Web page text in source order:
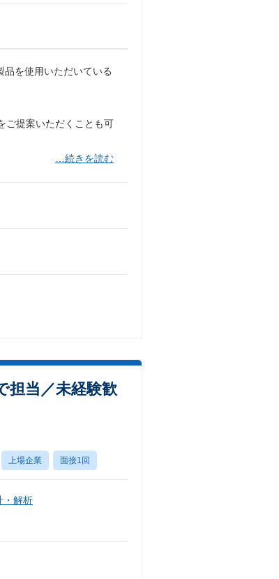
を使用いただいている
ご提案いただくことも可
…続きを読む
担当／未経験歓
上場企業 面接1回
・解析